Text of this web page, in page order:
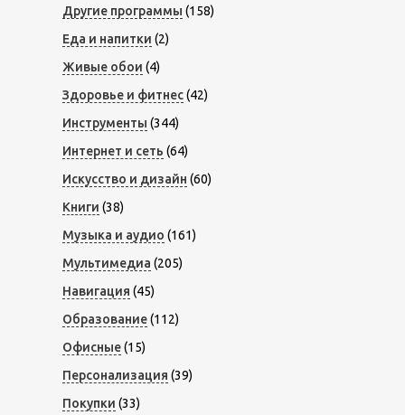
Другие программы (158)
Еда и напитки (2)
Живые обои (4)
Здоровье и фитнес(42)
Инструменты (344)
Интернет и сеть (64)
Искусство и дизайн (60)
Книги (38)
Музыка и аудио (161)
Мультимедиа (205)
Навигация (45)
Образование(112)
Офисные(15)
Персонализация (39)
Покупки (33)